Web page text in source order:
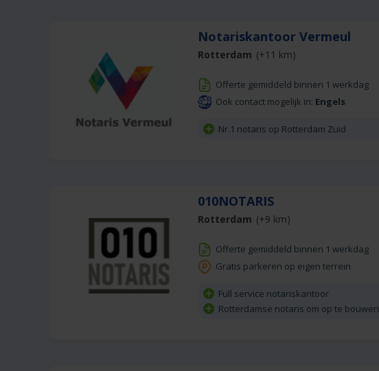
Notariskantoor Vermeul
Rotterdam (+11 km)
Offerte gemiddeld binnen 1 werkdag
Ook contact mogelijk in: Engels
Nr.1 notaris op Rotterdam Zuid
010NOTARIS
Rotterdam (+9 km)
Offerte gemiddeld binnen 1 werkdag
Gratis parkeren op eigen terrein
Full service notariskantoor
Rotterdamse notaris om op te bouwen